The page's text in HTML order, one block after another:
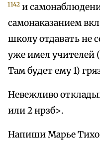
1142 и
самонаказанием
школу отдавать не
уже имел учителей
Там будет ему 1)
Невежливо
или 2 нрзб>.
Напиши Марье